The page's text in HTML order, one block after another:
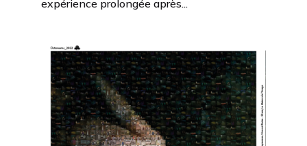
expérience prolongée après...